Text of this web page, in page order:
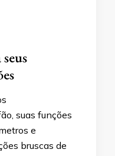
suas funções
e
bruscas de